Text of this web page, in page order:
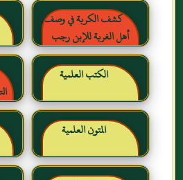
كشف الكربة في وصف
أهل الغربة للإبن رجب
الحنبلي رحمه الله
الكتب العلمية
المتون العلمية